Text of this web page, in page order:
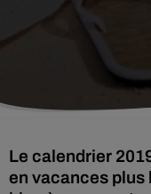
Le calendrier
en vacances plus